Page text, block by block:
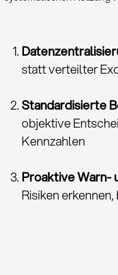
statt verteilter
Standardisierte
objektive
Kennzahlen
Proaktive Warn-
Risiken